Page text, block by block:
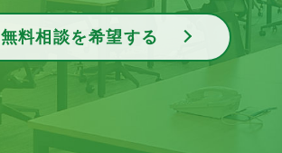
無料相談を希望する